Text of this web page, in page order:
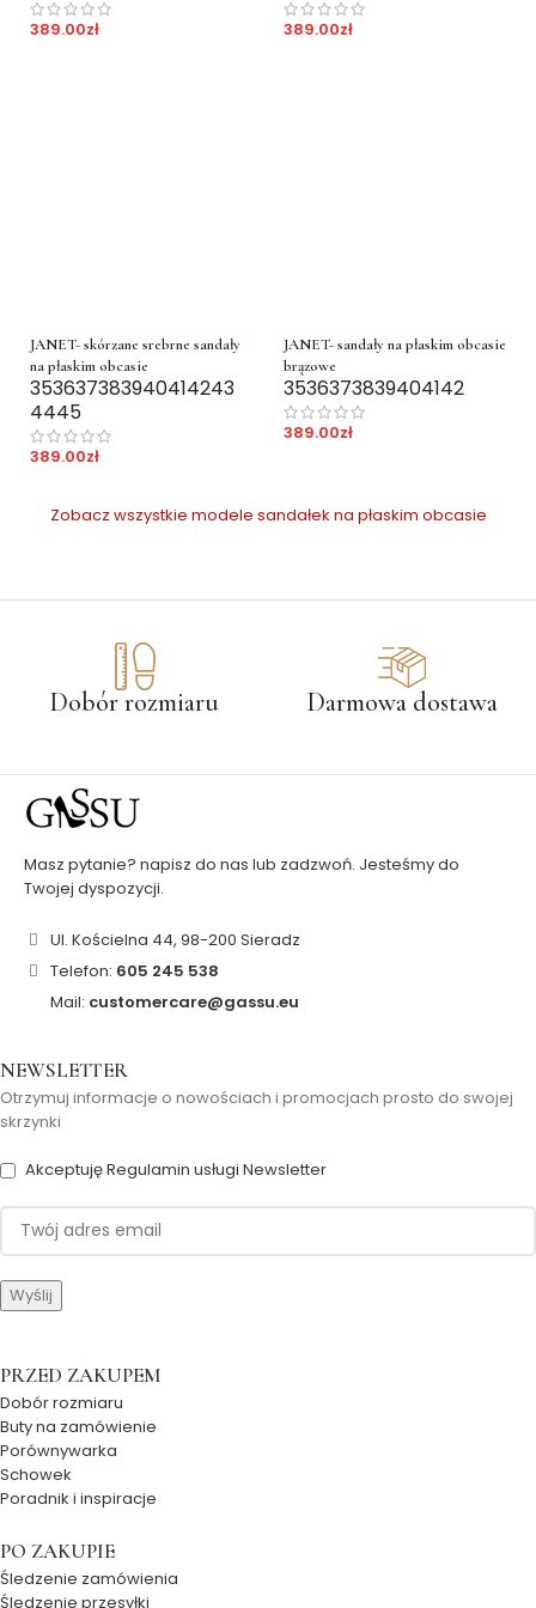
389.00zł 389.00zł
JANET- skórzane srebrne sandały
na płaskim obcasie
353637383940414243
4445
389.00zł
JANET- sandały na płaskim obcasie
brązowe
3536373839404142
389.00zł
Zobacz wszystkie modele sandałek na płaskim obcasie
Dobór rozmiaru Darmowa dostawa
Masz pytanie? napisz do nas lub zadzwoń. Jesteśmy do
Twojej dyspozycji.
Ul. Kościelna 44, 98-200 Sieradz
Telefon: 605 245 538
Mail: customercare@gassu.eu
NEWSLETTER
Otrzymuj informacje o nowościach i promocjach prosto do swojej
skrzynki
Akceptuję Regulamin usługi Newsletter
PRZED ZAKUPEM
Dobór rozmiaru
Buty na zamówienie
Porównywarka
Schowek
Poradnik i inspiracje
PO ZAKUPIE
Śledzenie zamówienia
Śledzenie przesyłki